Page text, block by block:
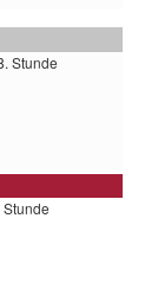
Stunde